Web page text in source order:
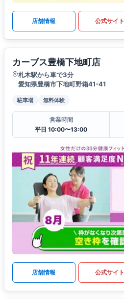
店舗情報 公式サイト
カーブス豊橋下地町店
札木駅から車で3分
愛知県豊橋市下地町野箱41-41
駐車場 無料体験
営業時間
平日 10:00〜13:00
店舗情報 公式サイト